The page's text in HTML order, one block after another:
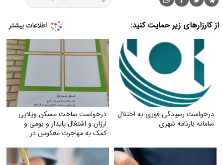
از کارزارهای زیر حمایت کنید:
درخواست رسیدگی فوری به اختلال
سامانه بارنامه شهری
درخواست ساخت مسکن ویلایی
ارزان و اشتغال پایدار و بومی و
کمک به مهاجرت معکوس در